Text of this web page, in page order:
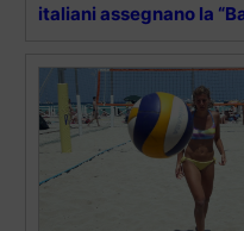
italiani assegnano la